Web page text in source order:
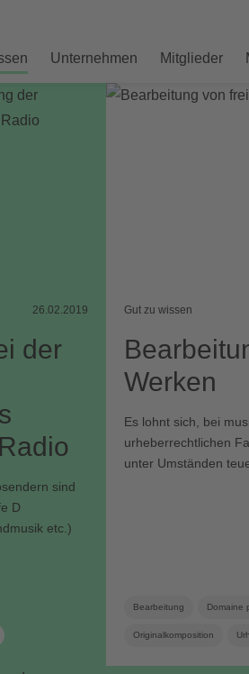
Unternehmen Mitglieder
26.02.2019
der
sind
D
etc.)
Gut zu wissen
Werken
Es lohnt sich, bei
urheberrechtlichen
unter Umständen
Bearbeitung Domaine
Originalkomposition